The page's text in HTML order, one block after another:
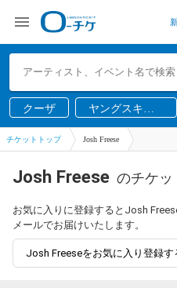
クーザ
ヤングスキニ
ー
チケットトップ Josh Freese
Josh Freese のチケッ
お気に入りに登録するとJosh
メールでお届けいたします。
Josh Freeseをお気に入り登録す